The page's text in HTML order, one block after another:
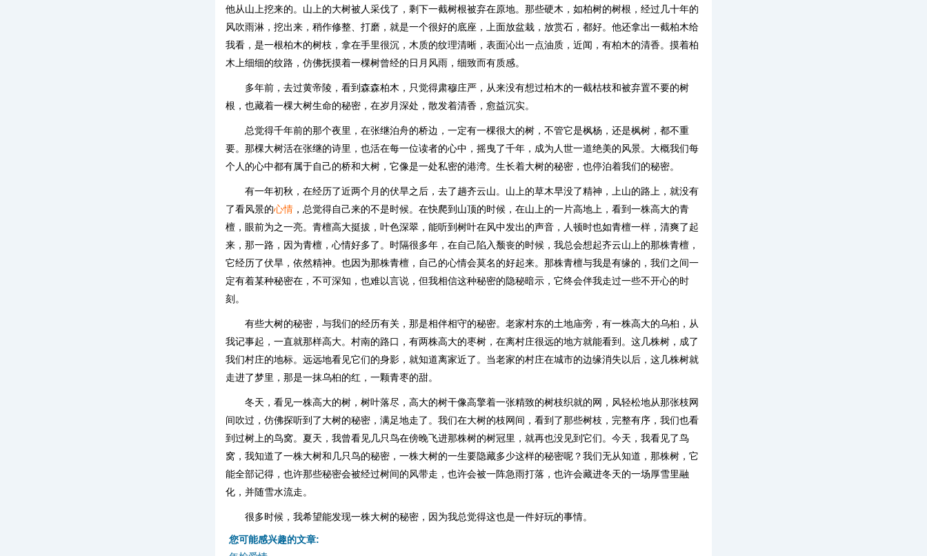
他从山上挖来的。山上的大树被人采伐了，剩下一截树根被弃在原地。那些硬木，如柏树的树根，经过几十年的
风吹雨淋，挖出来，稍作修整、打磨，就是一个很好的底座，上面放盆栽，放赏石，都好。他还拿出一截柏木给
我看，是一根柏木的树枝，拿在手里很沉，木质的纹理清晰，表面沁出一点油质，近闻，有柏木的清香。摸着柏
木上细细的纹路，仿佛抚摸着一棵树曾经的日月风雨，细致而有质感。
多年前，去过黄帝陵，看到森森柏木，只觉得肃穆庄严，从来没有想过柏木的一截枯枝和被弃置不要的树
根，也藏着一棵大树生命的秘密，在岁月深处，散发着清香，愈益沉实。
总觉得千年前的那个夜里，在张继泊舟的桥边，一定有一棵很大的树，不管它是枫杨，还是枫树，都不重
要。那棵大树活在张继的诗里，也活在每一位读者的心中，摇曳了千年，成为人世一道绝美的风景。大概我们每
个人的心中都有属于自己的桥和大树，它像是一处私密的港湾。生长着大树的秘密，也停泊着我们的秘密。
有一年初秋，在经历了近两个月的伏旱之后，去了趟齐云山。山上的草木早没了精神，上山的路上，就没有
了看风景的心情 ，总觉得自己来的不是时候。在快爬到山顶的时候，在山上的一片高地上，看到一株高大的青
檀，眼前为之一亮。青檀高大挺拔，叶色深翠，能听到树叶在风中发出的声音，人顿时也如青檀一样，清爽了起
来，那一路，因为青檀，心情好多了。时隔很多年，在自己陷入颓丧的时候，我总会想起齐云山上的那株青檀，
它经历了伏旱，依然精神。也因为那株青檀，自己的心情会莫名的好起来。那株青檀与我是有缘的，我们之间一
定有着某种秘密在，不可深知，也难以言说，但我相信这种秘密的隐秘暗示，它终会伴我走过一些不开心的时
刻。
有些大树的秘密，与我们的经历有关，那是相伴相守的秘密。老家村东的土地庙旁，有一株高大的乌桕，从
我记事起，一直就那样高大。村南的路口，有两株高大的枣树，在离村庄很远的地方就能看到。这几株树，成了
我们村庄的地标。远远地看见它们的身影，就知道离家近了。当老家的村庄在城市的边缘消失以后，这几株树就
走进了梦里，那是一抹乌桕的红，一颗青枣的甜。
冬天，看见一株高大的树，树叶落尽，高大的树干像高擎着一张精致的树枝织就的网，风轻松地从那张枝网
间吹过，仿佛探听到了大树的秘密，满足地走了。我们在大树的枝网间，看到了那些树枝，完整有序，我们也看
到过树上的鸟窝。夏天，我曾看见几只鸟在傍晚飞进那株树的树冠里，就再也没见到它们。今天，我看见了鸟
窝，我知道了一株大树和几只鸟的秘密，一株大树的一生要隐藏多少这样的秘密呢？我们无从知道，那株树，它
能全部记得，也许那些秘密会被经过树间的风带走，也许会被一阵急雨打落，也许会藏进冬天的一场厚雪里融
化，并随雪水流走。
很多时候，我希望能发现一株大树的秘密，因为我总觉得这也是一件好玩的事情。
您可能感兴趣的文章: